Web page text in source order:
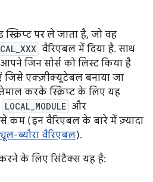
पर ले जाता है, जो वह
वैरिएबल में दिया है. साथ
जिन सोर्स को लिस्ट किया है
जिसे एक्ज़ीक्यूटेबल बनाया जा
करके स्क्रिप्ट के लिए यह
LOCAL_MODULE और
कम (इन वैरिएबल के बारे में ज़्यादा
ब्यौरा वैरिएबल).
के लिए सिंटैक्स यह है: